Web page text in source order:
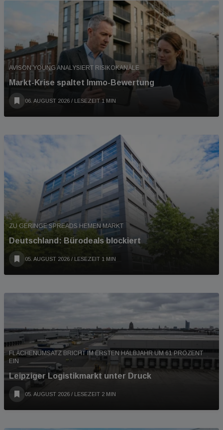
AVISON YOUNG ANALYSIERT RISIKOKANÄLE
Markt-Krise spaltet Immo-Bewertung
06. AUGUST 2026 / LESEZEIT 1 MIN
ZU GERINGE SPREADS HEMEN MARKT
Deutschland: Bürodeals blockiert
05. AUGUST 2026 / LESEZEIT 1 MIN
FLÄCHENUMSATZ BRICHT IM ERSTEN HALBJAHR UM 61 PROZENT
EIN
Leipziger Logistikmarkt unter Druck
05. AUGUST 2026 / LESEZEIT 2 MIN